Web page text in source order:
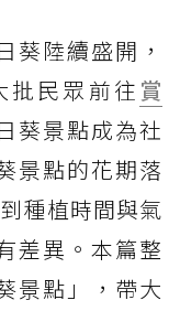
葵陸續盛開，
批民眾前往 賞
葵景點成為社
景點的花期落
種植時間與氣
差異。本篇整
景點」，帶大